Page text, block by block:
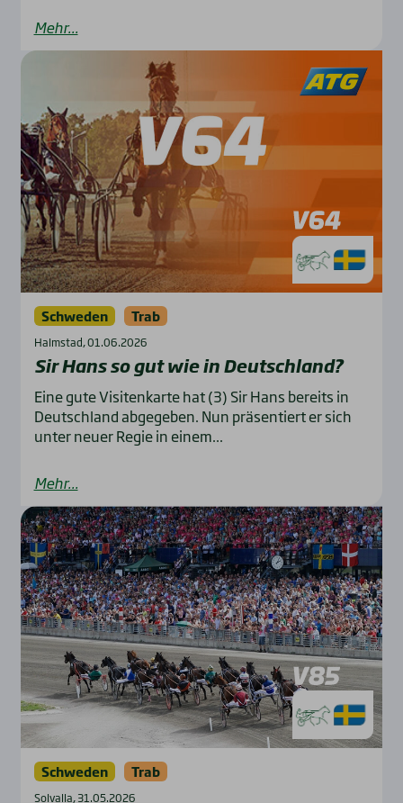
Mehr...
Schweden Trab
Halmstad, 01.06.2026
Sir Hans so gut wie in Deutsch­land?
Eine gute Visitenkarte hat (3) Sir Hans bereits in
Deutschland abgegeben. Nun präsentiert er sich
unter neuer Regie in einem...
Mehr...
Schweden Trab
Solvalla, 31.05.2026